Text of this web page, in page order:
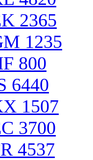
2365
1235
800
6440
1507
3700
4537